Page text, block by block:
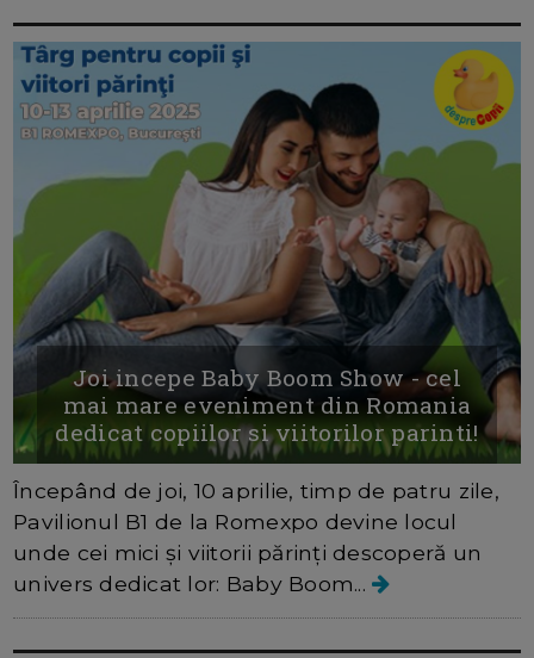
Joi incepe Baby Boom Show - cel
mai mare eveniment din Romania
dedicat copiilor si viitorilor parinti!
Începând de joi, 10 aprilie, timp de patru zile,
Pavilionul B1 de la Romexpo devine locul
unde cei mici şi viitorii părinţi descoperă un
univers dedicat lor: Baby Boom...